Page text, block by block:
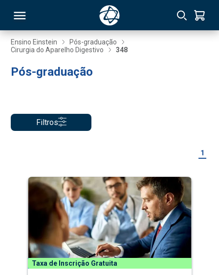
Ensino Einstein
Pós-graduação
Cirurgia do Aparelho Digestivo
348
Pós-graduação
Filtros
1
Taxa de Inscrição Gratuita